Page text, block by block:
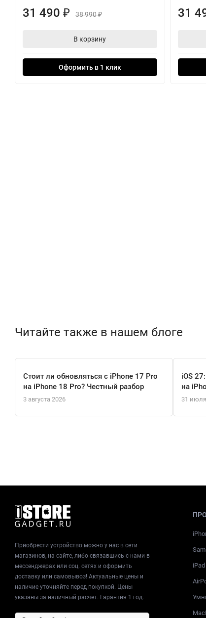
31 490 ₽ 38 990₽
В корзину
Оформить в 1 клик
31
Читайте также в нашем блоге
Стоит ли обновляться с iPhone 17 Pro
на iPhone 18 Pro? Честный разбор
3 августа 2026
iOS
на
31
Приобрести устройство можно у нас в сети
магазинов, на сайте, либо связавшись с нами в
мессенджерах или соц. сетях и оформить
доставку или самовывоз! Актуальные цены и
наличие уточняйте перед покупкой. Цены
указаны за наличный расчет. Гарантия 1 год.
iPad